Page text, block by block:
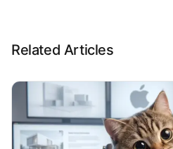
Related Articles